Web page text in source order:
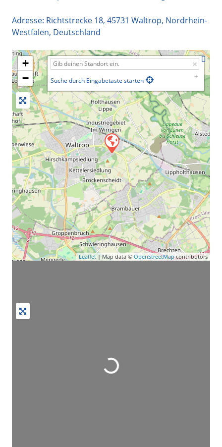
Adresse: Richtstrecke 18, 45731 Waltrop, Nordrhein-
Westfalen, Deutschland
+
−
Suche durch Eingabetaste starten
Leaflet | Map data © OpenStreetMapcontributors
Wird geladen …